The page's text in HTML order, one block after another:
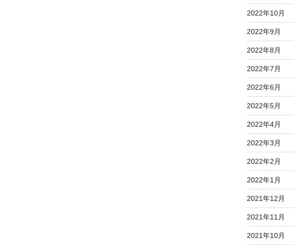
2022年10月
2022年9月
2022年8月
2022年7月
2022年6月
2022年5月
2022年4月
2022年3月
2022年2月
2022年1月
2021年12月
2021年11月
2021年10月